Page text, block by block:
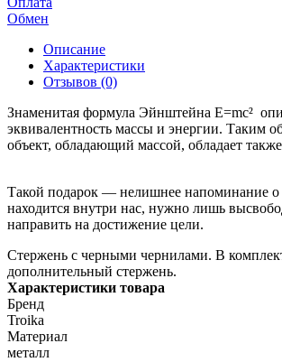
Обмен
Описание
Характеристики
Отзывов (0)
Знаменитая формула Эйнштейна E=mc²
эквивалентность массы и энергии. Таким
объект, обладающий массой, обладает
Такой подарок — нелишнее напоминание о
находится внутри нас, нужно лишь
направить на достижение цели.
Стержень с черными чернилами. В
дополнительный стержень.
Характеристики товара
Бренд
Troika
Материал
металл